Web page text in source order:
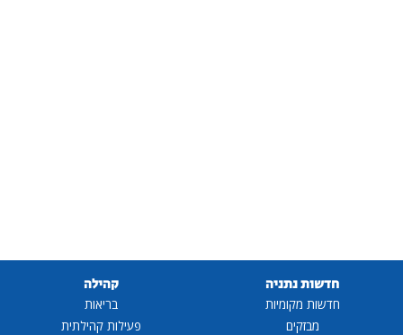
חדשות נתניה
חדשות מקומיות
מבזקים
קהילה
בריאות
פעילות קהילתית